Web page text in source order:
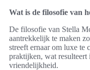
Wat is de filosofie van
De filosofie van Stella
aantrekkelijk te maken
streeft ernaar om luxe te
praktijken, wat resulteert
vriendelijkheid.